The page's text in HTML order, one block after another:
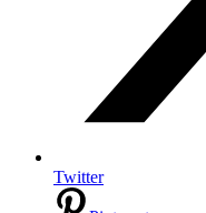
Twitter